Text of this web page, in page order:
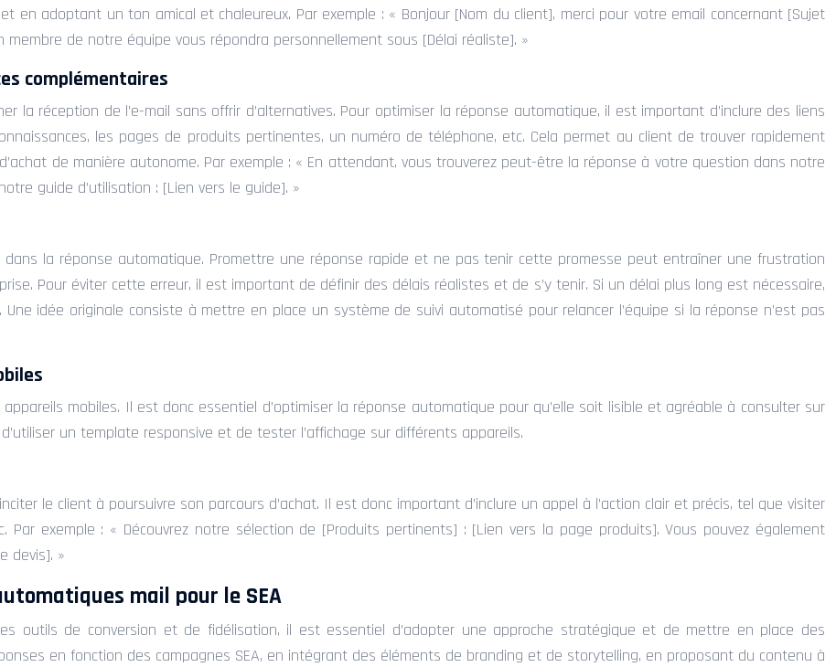
adoptant un ton amical et chaleureux. Par exemple : « Bonjour [Nom du client], merci pour votre email concernant [Sujet
de notre équipe vous répondra personnellement sous [Délai réaliste]. »
complémentaires
la réception de l’e-mail sans offrir d’alternatives. Pour optimiser la réponse automatique, il est important d’inclure des liens
les pages de produits pertinentes, un numéro de téléphone, etc. Cela permet au client de trouver rapidement
de manière autonome. Par exemple : « En attendant, vous trouverez peut-être la réponse à votre question dans notre
guide d’utilisation : [Lien vers le guide]. »
la réponse automatique. Promettre une réponse rapide et ne pas tenir cette promesse peut entraîner une frustration
Pour éviter cette erreur, il est important de définir des délais réalistes et de s’y tenir. Si un délai plus long est nécessaire,
idée originale consiste à mettre en place un système de suivi automatisé pour relancer l’équipe si la réponse n’est pas
mobiles. Il est donc essentiel d’optimiser la réponse automatique pour qu’elle soit lisible et agréable à consulter sur
un template responsive et de tester l’affichage sur différents appareils.
le client à poursuivre son parcours d’achat. Il est donc important d’inclure un appel à l’action clair et précis, tel que visiter
exemple : « Découvrez notre sélection de [Produits pertinents] : [Lien vers la page produits]. Vous pouvez également
devis]. »
mail pour le SEA
outils de conversion et de fidélisation, il est essentiel d’adopter une approche stratégique et de mettre en place des
en fonction des campagnes SEA, en intégrant des éléments de branding et de storytelling, en proposant du contenu à